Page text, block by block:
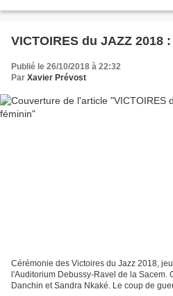
VICTOIRES du JAZZ 2018
Publié le 26/10/2018 à 22:32
Par Xavier Prévost
Cérémonie des Victoires du Jazz 2018,
l'Auditorium Debussy-Ravel de la Sacem.
Danchin et Sandra Nkaké. Le coup de